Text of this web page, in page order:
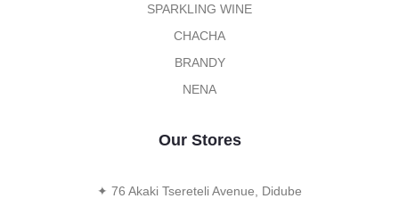
SPARKLING WINE
CHACHA
BRANDY
NENA
Our Stores
✦ 76 Akaki Tsereteli Avenue, Didube